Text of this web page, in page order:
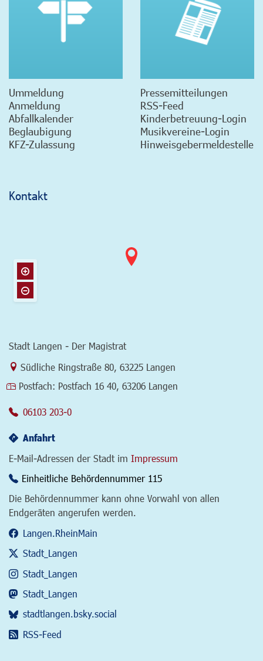
Ummeldung
Anmeldung
Abfallkalender
Beglaubigung
KFZ-Zulassung
Pressemitteilungen
RSS-Feed
Kinderbetreuung-Login
Musikvereine-Login
Hinweisgebermeldestelle
Kontakt
Stadt Langen - Der Magistrat
Link zur Google-Maps Navigation
Südliche Ringstraße 80, 63225 Langen
Postfach: Postfach 16 40, 63206 Langen
06103 203-0
Anfahrt
E-Mail-Adressen der Stadt im Impressum
Einheitliche Behördennummer 115
Die Behördennummer kann ohne Vorwahl von allen
Endgeräten angerufen werden.
Langen.RheinMain
Stadt_Langen
Stadt_Langen
Stadt_Langen
stadtlangen.bsky.social
RSS-Feed